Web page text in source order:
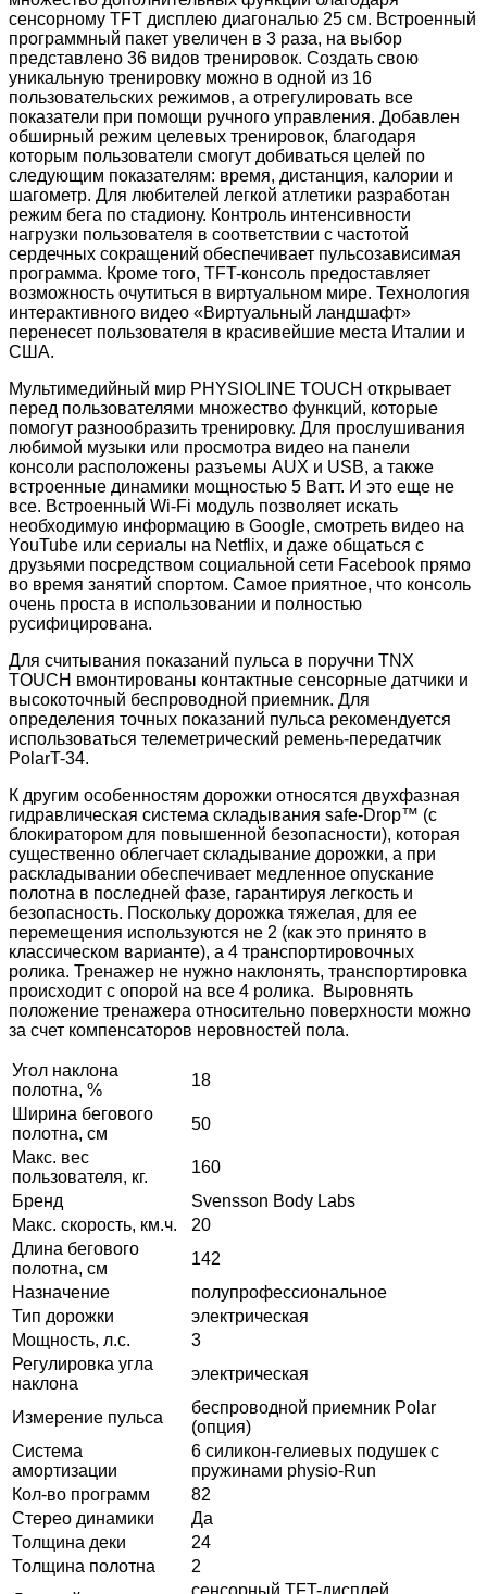
сенсорному TFT дисплею диагональю 25 см. Встроенный
программный пакет увеличен в 3 раза, на выбор
представлено 36 видов тренировок. Создать свою
уникальную тренировку можно в одной из 16
пользовательских режимов, а отрегулировать все
показатели при помощи ручного управления. Добавлен
обширный режим целевых тренировок, благодаря
которым пользователи смогут добиваться целей по
следующим показателям: время, дистанция, калории и
шагометр. Для любителей легкой атлетики разработан
режим бега по стадиону. Контроль интенсивности
нагрузки пользователя в соответствии с частотой
сердечных сокращений обеспечивает пульсозависимая
программа. Кроме того, TFT-консоль предоставляет
возможность очутиться в виртуальном мире. Технология
интерактивного видео «Виртуальный ландшафт»
перенесет пользователя в красивейшие места Италии и
США.
Мультимедийный мир PHYSIOLINE TOUCH открывает
перед пользователями множество функций, которые
помогут разнообразить тренировку. Для прослушивания
любимой музыки или просмотра видео на панели
консоли расположены разъемы AUX и USB, а также
встроенные динамики мощностью 5 Ватт. И это еще не
все. Встроенный Wi-Fi модуль позволяет искать
необходимую информацию в Google, смотреть видео на
YouTube или сериалы на Netflix, и даже общаться с
друзьями посредством социальной сети Facebook прямо
во время занятий спортом. Самое приятное, что консоль
очень проста в использовании и полностью
русифицирована.
Для считывания показаний пульса в поручни TNX
TOUCH вмонтированы контактные сенсорные датчики и
высокоточный беспроводной приемник. Для
определения точных показаний пульса рекомендуется
использоваться телеметрический ремень-передатчик
PolarT-34.
К другим особенностям дорожки относятся двухфазная
гидравлическая система складывания safe-Drop™ (с
блокиратором для повышенной безопасности), которая
существенно облегчает складывание дорожки, а при
раскладывании обеспечивает медленное опускание
полотна в последней фазе, гарантируя легкость и
безопасность. Поскольку дорожка тяжелая, для ее
перемещения используются не 2 (как это принято в
классическом варианте), а 4 транспортировочных
ролика. Тренажер не нужно наклонять, транспортировка
происходит с опорой на все 4 ролика. Выровнять
положение тренажера относительно поверхности можно
за счет компенсаторов неровностей пола.
Угол наклона
полотна, %
18
Ширина бегового
полотна, см
50
Макс. вес
пользователя, кг.
160
Бренд
Svensson Body Labs
Макс. скорость, км.ч.
20
Длина бегового
полотна, см
142
Назначение
полупрофессиональное
Тип дорожки
электрическая
Мощность, л.с.
3
Регулировка угла
наклона
электрическая
Измерение пульса
беспроводной приемник Polar
(опция)
Система
амортизации
6 силикон-гелиевых подушек с
пружинами physio-Run
Кол-во программ
82
Стерео динамики
Да
Толщина деки
24
Толщина полотна
2
сенсорный TFT-дисплей